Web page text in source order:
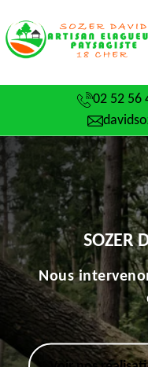
02 52 56
SOZER
Nous